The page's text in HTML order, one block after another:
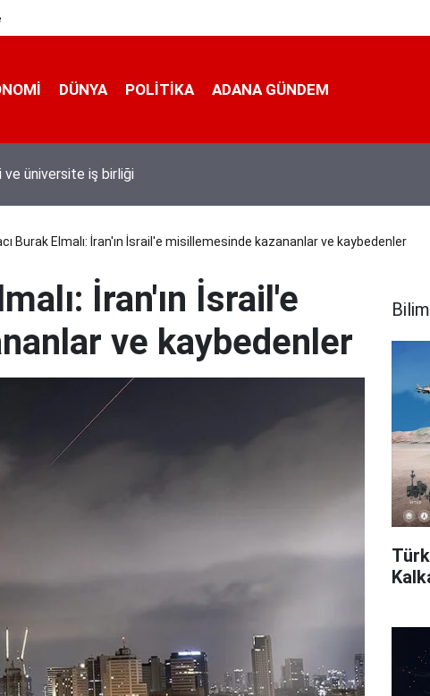
DÜNYA POLİTİKA ADANA GÜNDEM
yeni plaka ihalesine tepki gösterdi
Burak Elmalı: İran'ın İsrail'e misillemesinde kazananlar ve kaybedenler
İran'ın İsrail'e
ve kaybedenler